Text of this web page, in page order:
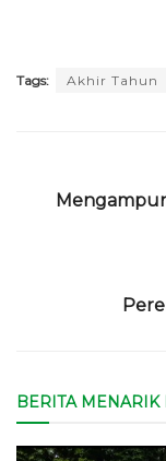
Tags: Akhir Tahun
BERITA MENARIK